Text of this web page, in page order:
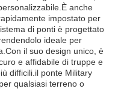
anche
impostato per
di ponti è progettato
ideale per
il suo design unico, è
e affidabile di truppe e
difficili.il ponte Military
qualsiasi terreno o